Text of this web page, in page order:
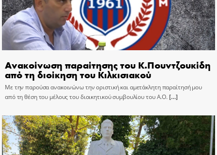
Ανακοίνωση παραίτησης του Κ.Πουντζουκίδη
από τη διοίκηση του Κιλκισιακού
Με την παρούσα ανακοινώνω την οριστική και αμετάκλητη παραίτησή μου
από τη θέση του μέλους του διοικητικού συμβουλίου του Α.Ο.[…]